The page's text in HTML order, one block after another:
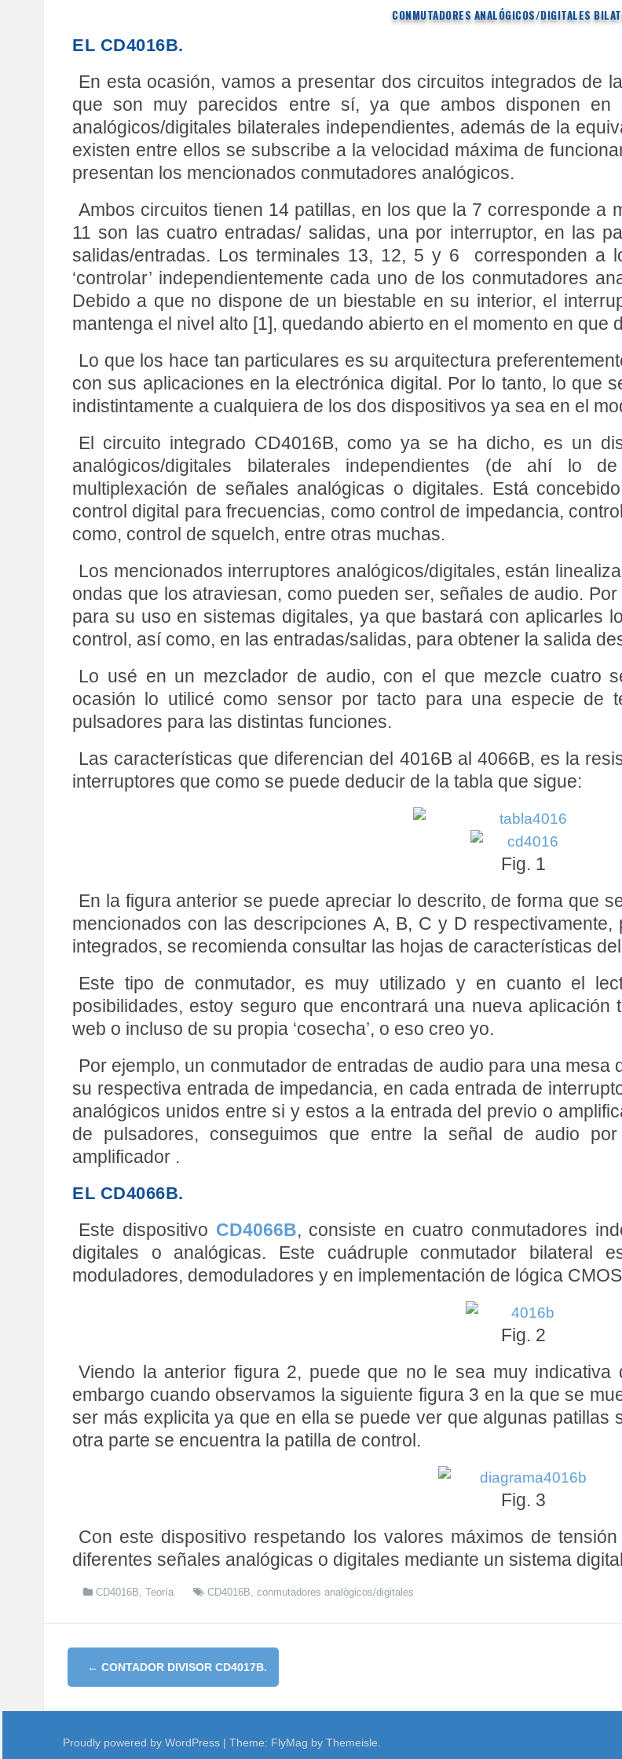
CONMUTADORES ANALÓGICOS/DIGITALES
EL CD4016B.
En esta ocasión, vamos a presentar dos circuitos integrados de
que son muy parecidos entre sí, ya que ambos disponen en
analógicos/digitales bilaterales independientes, además de la
existen entre ellos se subscribe a la velocidad máxima de
presentan los mencionados conmutadores analógicos.
Ambos circuitos tienen 14 patillas, en los que la 7 corresponde a
11 son las cuatro entradas/ salidas, una por interruptor, en las
salidas/entradas. Los terminales 13, 12, 5 y 6 corresponden a
‘controlar’ independientemente cada uno de los conmutadores
Debido a que no dispone de un biestable en su interior, el
mantenga el nivel alto [1], quedando abierto en el momento en que
Lo que los hace tan particulares es su arquitectura
con sus aplicaciones en la electrónica digital. Por lo tanto, lo que
indistintamente a cualquiera de los dos dispositivos ya sea en el
El circuito integrado CD4016B, como ya se ha dicho, es un
analógicos/digitales bilaterales independientes (de ahí lo
multiplexación de señales analógicas o digitales. Está
control digital para frecuencias, como control de impedancia,
como, control de squelch, entre otras muchas.
Los mencionados interruptores analógicos/digitales, están
ondas que los atraviesan, como pueden ser, señales de audio.
para su uso en sistemas digitales, ya que bastará con aplicarles
control, así como, en las entradas/salidas, para obtener la salida
Lo usé en un mezclador de audio, con el que mezcle cuatro
ocasión lo utilicé como sensor por tacto para una especie de
pulsadores para las distintas funciones.
Las características que diferencian del 4016B al 4066B, es la
interruptores que como se puede deducir de la tabla que sigue:
Fig. 1
En la figura anterior se puede apreciar lo descrito, de forma que
mencionados con las descripciones A, B, C y D
integrados, se recomienda consultar las hojas de características
Este tipo de conmutador, es muy utilizado y en cuanto el
posibilidades, estoy seguro que encontrará una nueva
web o incluso de su propia ‘cosecha’, o eso creo yo.
Por ejemplo, un conmutador de entradas de audio para una
su respectiva entrada de impedancia, en cada entrada de
analógicos unidos entre si y estos a la entrada del previo o
de pulsadores, conseguimos que entre la señal de audio
amplificador .
EL CD4066B.
Este dispositivo CD4066B, consiste en cuatro conmutadores
digitales o analógicas. Este cuádruple conmutador bilateral
moduladores, demoduladores y en implementación de lógica
Fig. 2
Viendo la anterior figura 2, puede que no le sea muy
embargo cuando observamos la siguiente figura 3 en la que se
ser más explicita ya que en ella se puede ver que algunas patillas
otra parte se encuentra la patilla de control.
Fig. 3
Con este dispositivo respetando los valores máximos de
diferentes señales analógicas o digitales mediante un sistema
CD4016B, Teoría CD4016B, conmutadores analógicos/digitales
O
S
T
← CONTADOR DIVISOR CD4017B.
Proudly powered by WordPress | Theme: FlyMag by Themeisle.